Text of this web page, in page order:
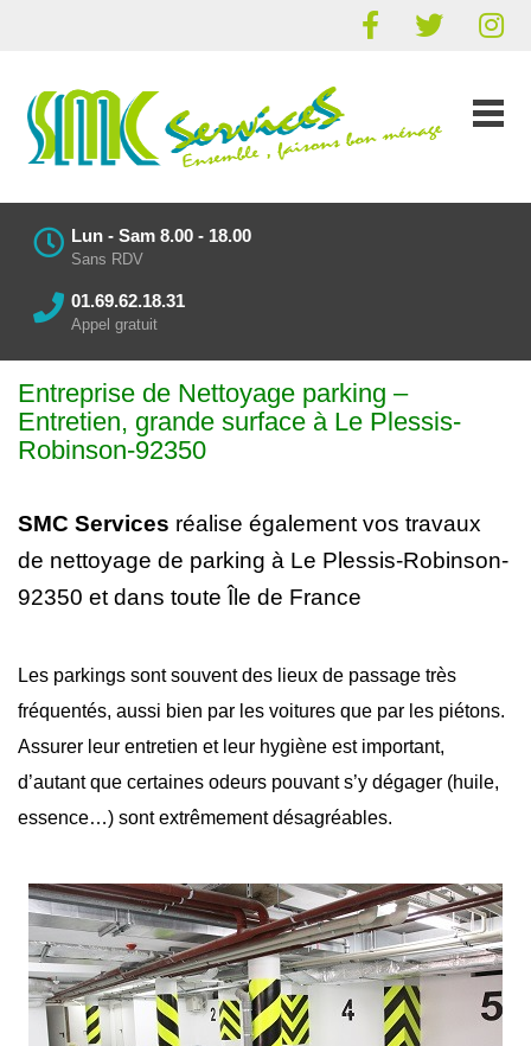
Lun - Sam 8.00 - 18.00
Sans RDV
01.69.62.18.31
Appel gratuit
Entreprise de Nettoyage parking –
Entretien, grande surface à Le Plessis-
Robinson-92350
SMC Services réalise également vos travaux
de nettoyage de parking à Le Plessis-Robinson-
92350 et dans toute Île de France
Les parkings sont souvent des lieux de passage très
fréquentés, aussi bien par les voitures que par les piétons.
Assurer leur entretien et leur hygiène est important,
d’autant que certaines odeurs pouvant s’y dégager (huile,
essence…) sont extrêmement désagréables.